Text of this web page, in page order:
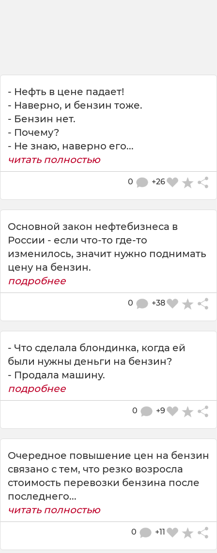
- Нефть в цене падает!
- Наверно, и бензин тоже.
- Бензин нет.
- Почему?
- Не знаю, наверно его...
читать полностью
+26
0
Основной закон нефтебизнеса в
России - если что-то где-то
изменилось, значит нужно поднимать
цену на бензин.
подробнее
+38
0
- Что сделала блондинка, когда ей
были нужны деньги на бензин?
- Продала машину.
подробнее
+9
0
Очередное повышение цен на бензин
связано с тем, что резко возросла
стоимость перевозки бензина после
последнего...
читать полностью
+11
0